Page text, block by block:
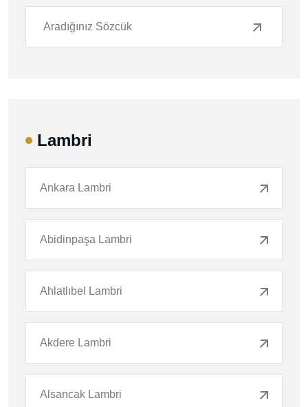
Lambri
Ankara Lambri
Abidinpaşa Lambri
Ahlatlıbel Lambri
Akdere Lambri
Alsancak Lambri